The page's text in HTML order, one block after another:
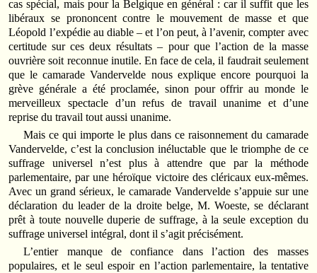
cas spécial, mais pour la Belgique en général : car il suffit que les
libéraux se prononcent contre le mouvement de masse et que
Léopold l’expédie au diable – et l’on peut, à l’avenir, compter avec
certitude sur ces deux résultats – pour que l’action de la masse
ouvrière soit reconnue inutile. En face de cela, il faudrait seulement
que le camarade Vandervelde nous explique encore pourquoi la
grève générale a été proclamée, sinon pour offrir au monde le
merveilleux spectacle d’un refus de travail unanime et d’une
reprise du travail tout aussi unanime.
Mais ce qui importe le plus dans ce raisonnement du camarade
Vandervelde, c’est la conclusion inéluctable que le triomphe de ce
suffrage universel n’est plus à attendre que par la méthode
parlementaire, par une héroïque victoire des cléricaux eux-mêmes.
Avec un grand sérieux, le camarade Vandervelde s’appuie sur une
déclaration du leader de la droite belge, M. Woeste, se déclarant
prêt à toute nouvelle duperie de suffrage, à la seule exception du
suffrage universel intégral, dont il s’agit précisément.
L’entier manque de confiance dans l’action des masses
populaires, et le seul espoir en l’action parlementaire, la tentative